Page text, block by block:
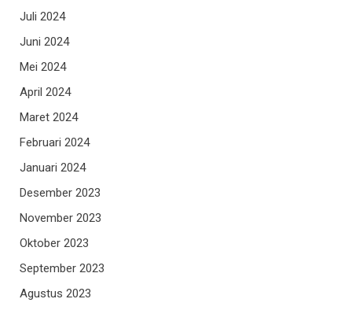
Juli 2024
Juni 2024
Mei 2024
April 2024
Maret 2024
Februari 2024
Januari 2024
Desember 2023
November 2023
Oktober 2023
September 2023
Agustus 2023